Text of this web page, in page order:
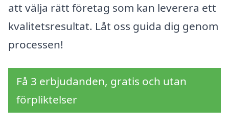
att välja rätt företag som kan leverera ett
kvalitetsresultat. Låt oss guida dig genom
processen!
Få 3 erbjudanden, gratis och utan
förpliktelser